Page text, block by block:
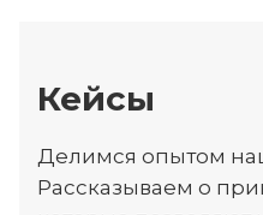
Кейсы
Делимся опытом
Рассказываем о